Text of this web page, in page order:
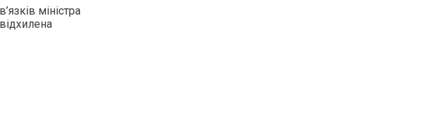
міністра